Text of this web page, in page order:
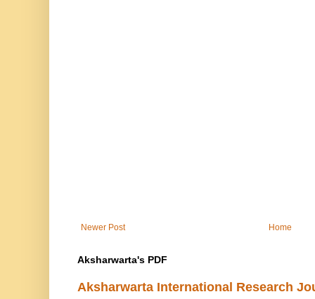
Newer Post Home
Aksharwarta's PDF
Aksharwarta International Research